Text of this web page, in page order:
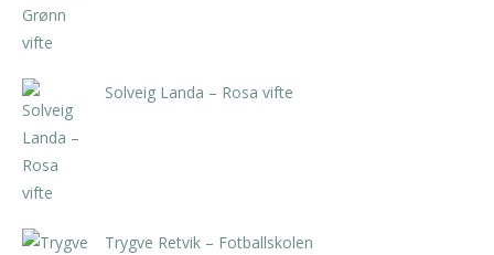
Solveig Landa – Rosa vifte
Trygve Retvik – Fotballskolen